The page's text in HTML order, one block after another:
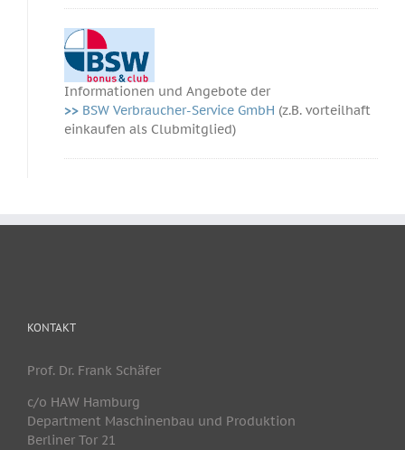
Informationen und Angebote der
>> BSW Verbraucher-Service GmbH (z.B. vorteilhaft
einkaufen als Clubmitglied)
KONTAKT
Prof. Dr. Frank Schäfer
c/o HAW Hamburg
Department Maschinenbau und Produktion
Berliner Tor 21